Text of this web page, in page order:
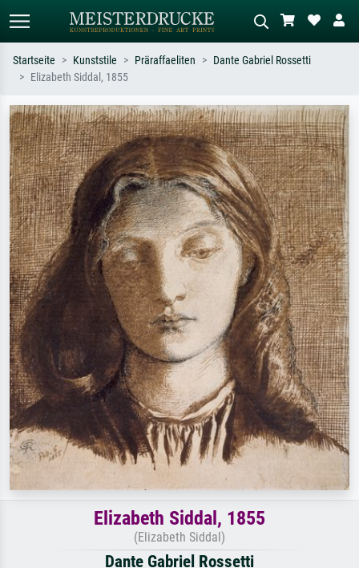
Suchen Sie nach Künstlern, Werktiteln
oder Stilen – z.B. Monet,
Sternennacht, Impressionismus, Welle
Hokusai, Akt.
Beschreiben Sie die Szene – z.B. Grüne
Wiese, Abstrakt mit viel Rot, Dunkles
Ölgemälde, Stehender Akt neben einem
Baum.
Startseite Kunststile Präraffaeliten
Dante Gabriel Rossetti
Elizabeth Siddal, 1855
Elizabeth Siddal, 1855
(Elizabeth Siddal)
Dante Gabriel Rossetti